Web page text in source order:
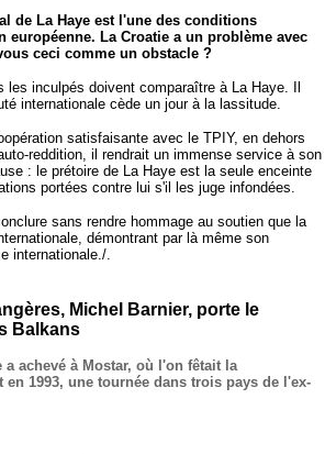
de La Haye est l'une des conditions
La Croatie a un problème avec
ceci comme un obstacle ?
inculpés doivent comparaître à La Haye. Il
internationale cède un jour à la lassitude.
satisfaisante avec le TPIY, en dehors
reddition, il rendrait un immense service à son
: le prétoire de La Haye est la seule enceinte
portées contre lui s'il les juge infondées.
sans rendre hommage au soutien que la
démontrant par là même son
internationale./.
Michel Barnier, porte le
Balkans
achevé à Mostar, où l'on fêtait la
1993, une tournée dans trois pays de l'ex-